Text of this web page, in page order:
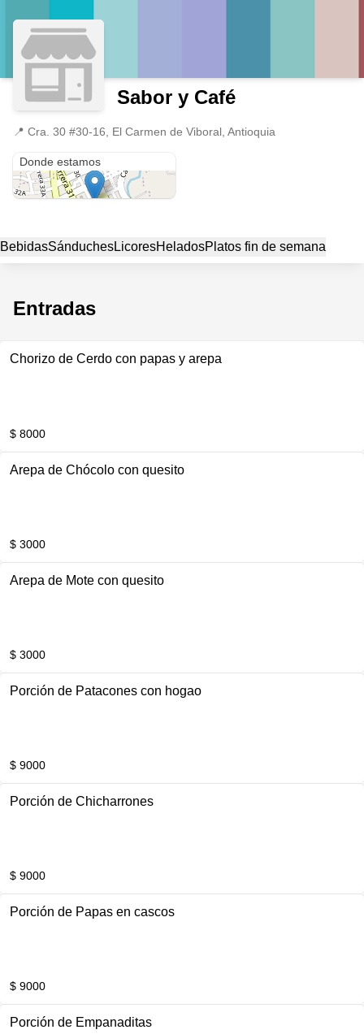
Sabor y Café
📍 Cra. 30 #30-16, El Carmen de Viboral, Antioquia
Donde estamos
BebidasSánduchesLicoresHelados Platos fin de semana
Entradas
Chorizo de Cerdo con papas y arepa
$ 8000
Arepa de Chócolo con quesito
$ 3000
Arepa de Mote con quesito
$ 3000
Porción de Patacones con hogao
$ 9000
Porción de Chicharrones
$ 9000
Porción de Papas en cascos
$ 9000
Porción de Empanaditas